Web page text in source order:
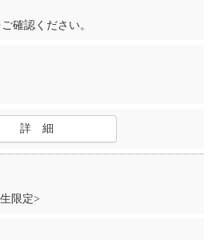
確認ください。
詳 細
限定>